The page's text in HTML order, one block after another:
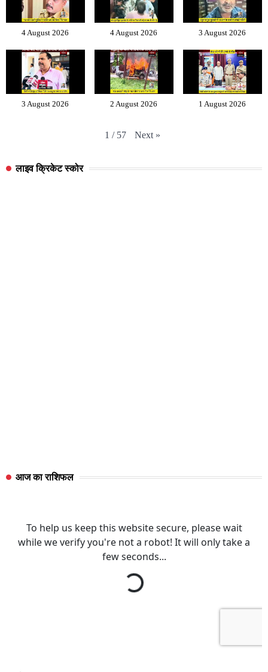
4 August 2026 4 August 2026 3 August 2026
3 August 2026 2 August 2026 1 August 2026
1 / 57 Next »
लाइव क्रिकेट स्कोर
आज का राशिफल